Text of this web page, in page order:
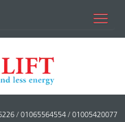
01005420077
/
01065564554
/